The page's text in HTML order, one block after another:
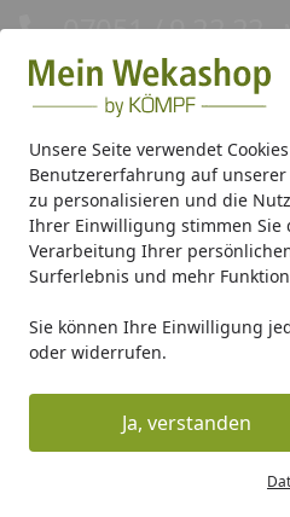
Unsere Seite verwendet
Benutzererfahrung auf
zu personalisieren und die
Ihrer Einwilligung stimmen Sie
Verarbeitung Ihrer
Surferlebnis und mehr
Sie können Ihre Einwilligung
oder widerrufen.
Ja, verstanden
Eigene
07051 / 9 22 22
Gartenhaus Holz
Weka Produktserien
Startseite
Kunststoff Dachrinnenset